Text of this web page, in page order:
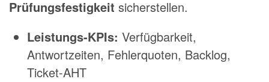
Prüfungsfestigkeit sicherstellen.
Leistungs-KPIs: Verfügbarkeit,
Antwortzeiten, Fehlerquoten, Backlog,
Ticket-AHT